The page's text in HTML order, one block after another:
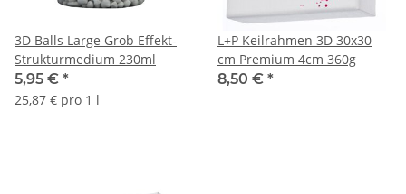
3D Balls Large Grob Effekt-
Strukturmedium 230ml
5,95 € *
25,87 € pro 1 l
L+P Keilrahmen 3D 30x30
cm Premium 4cm 360g
8,50 € *